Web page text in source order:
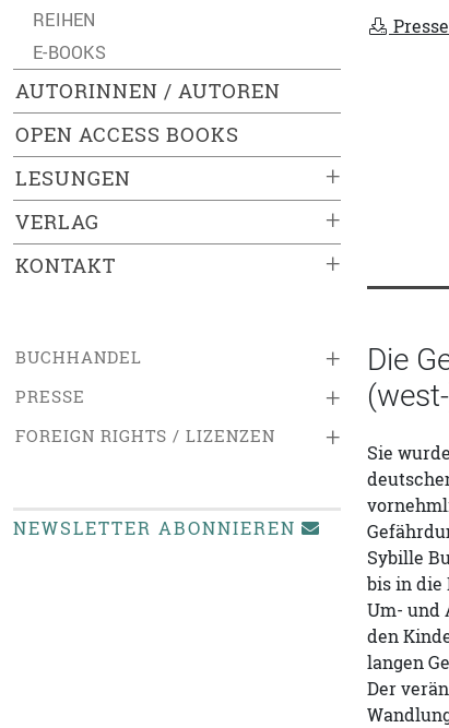
REIHEN
E-BOOKS
AUTORINNEN / AUTOREN
OPEN ACCESS BOOKS
+
LESUNGEN
+
VERLAG
+
KONTAKT
+
BUCHHANDEL
+
PRESSE
+
FOREIGN RIGHTS / LIZENZEN
NEWSLETTER ABONNIEREN
Die
Sie
Sybille
bis in die
Um- und
den
langen
Der